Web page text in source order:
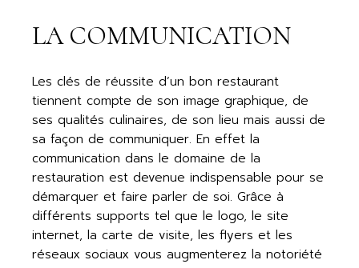
LA COMMUNICATION
Les clés de réussite d’un bon restaurant
tiennent compte de son image graphique, de
ses qualités culinaires, de son lieu mais aussi de
sa façon de communiquer. En effet la
communication dans le domaine de la
restauration est devenue indispensable pour se
démarquer et faire parler de soi. Grâce à
différents supports tel que le logo, le site
internet, la carte de visite, les flyers et les
réseaux sociaux vous augmenterez la notoriété